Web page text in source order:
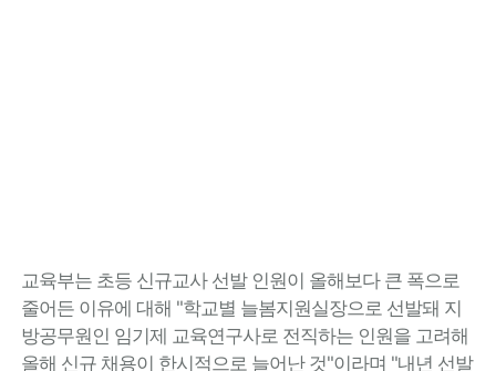
교육부는 초등 신규교사 선발 인원이 올해보다 큰 폭으로
줄어든 이유에 대해 "학교별 늘봄지원실장으로 선발돼 지
방공무원인 임기제 교육연구사로 전직하는 인원을 고려해
올해 신규 채용이 한시적으로 늘어난 것"이라며 "내년 선발